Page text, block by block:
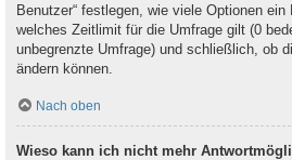
Benutzer“ festlegen, wie viele Optionen ein
welches Zeitlimit für die Umfrage gilt (0
unbegrenzte Umfrage) und schließlich, ob
ändern können.
Nach oben
Wieso kann ich nicht mehr